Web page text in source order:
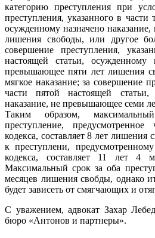
категорию преступления при
преступления, указанного в части
осужденному назначено
лишения свободы, или другое
совершение преступления,
настоящей статьи, осужденному
превышающее пяти лет лишения
мягкое наказание; за совершение
части пятой настоящей статьи,
наказание, не превышающее семи
Таким образом,
преступление,
кодекса, составляет 8 лет лишения
к преступлени,
кодекса, составляет 11 лет 4
Максимальный срок за оба
месяцев лишения свобды, однако
будет зависеть от смягчающих и
С уважением, адвокат Захар
бюро «Антонов и партнеры».